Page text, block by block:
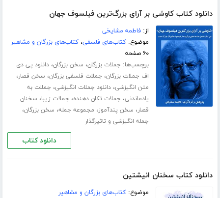
دانلود کتاب کاوشی بر آرای بزرگ‌ترین فیلسوف جهان
از:فاطمه مشایخی
موضوع:کتاب‌های فلسفی،کتاب‌های بزرگان و مشاهیر
۶۰ صفحه
برچسب‌ها: جملات بزرگان، سخن بزرگان،دانلود پی دی
اف جملات بزرگان، جملات فلسفی بزرگان، سخن قصار،
متن انگیزشی،دانلود جملات انگیزشی، جملات به
یادماندنی، جملات تکان دهنده، جملات زیبا، سخنان
قصار، سخن پندآموز، مجموعه جمله، سخن بزرگان،
جمله انگیزشی و تاثیرگذار
دانلود کتاب
دانلود کتاب سخنان انیشتین
موضوع:کتاب‌های بزرگان و مشاهیر